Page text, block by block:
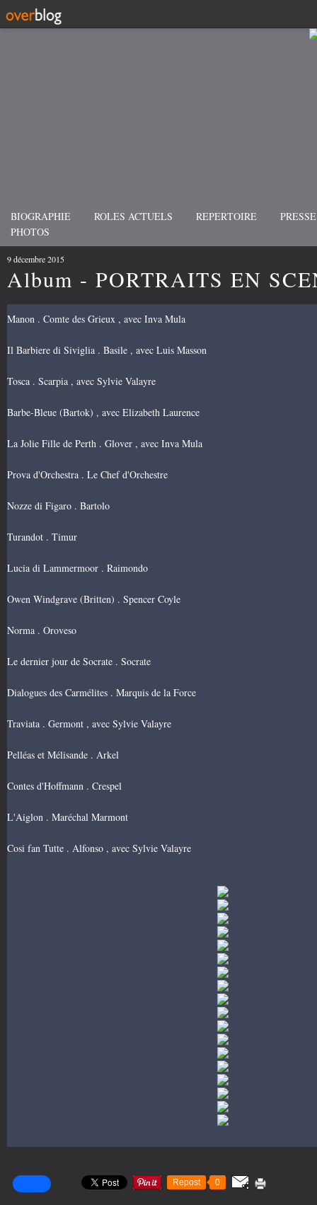
BIOGRAPHIE ROLES ACTUELS REPERTOIRE
PRESSE
PHOTOS
9 décembre 2015
Album - PORTRAITS EN
Manon . Comte des Grieux , avec Inva Mula
Il Barbiere di Siviglia . Basile , avec Luis Masson
Tosca . Scarpia , avec Sylvie Valayre
Barbe-Bleue (Bartok) , avec Elizabeth Laurence
La Jolie Fille de Perth . Glover , avec Inva Mula
Prova d'Orchestra . Le Chef d'Orchestre
Nozze di Figaro . Bartolo
Turandot . Timur
Lucia di Lammermoor . Raimondo
Owen Windgrave (Britten) . Spencer Coyle
Norma . Oroveso
Le dernier jour de Socrate . Socrate
Dialogues des Carmélites . Marquis de la Force
Traviata . Germont , avec Sylvie Valayre
Pelléas et Mélisande . Arkel
Contes d'Hoffmann . Crespel
L'Aiglon . Maréchal Marmont
Cosi fan Tutte . Alfonso , avec Sylvie Valayre
Repost 0